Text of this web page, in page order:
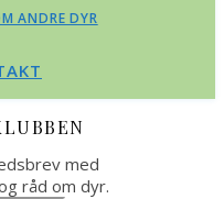
ANDRE DYR
med
råd om dyr.